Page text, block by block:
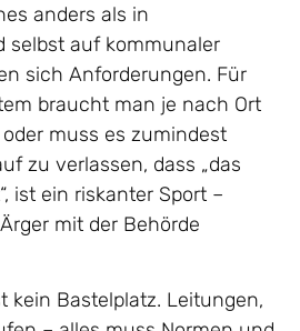
anders als in
selbst auf kommunaler
sich Anforderungen. Für
braucht man je nach Ort
muss es zumindest
zu verlassen, dass „das
ist ein riskanter Sport –
mit der Behörde
kein Bastelplatz. Leitungen,